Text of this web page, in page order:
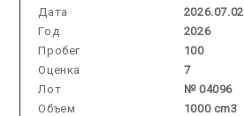
Дата
2026.07.02
Год
2026
Пробег
100
Оценка
7
Лот
№ 04096
Объем
1000 cm3